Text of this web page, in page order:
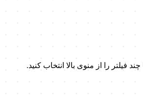
فیلتر را از منوی بالا انتخاب کنید.